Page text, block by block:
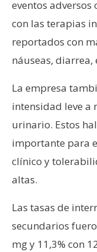
eventos adversos
con las terapias
reportados con
náuseas,
La empresa
intensidad leve a
urinario. Estos
importante para
clínico y
altas.
Las tasas de
secundarios
mg y 11,3% con